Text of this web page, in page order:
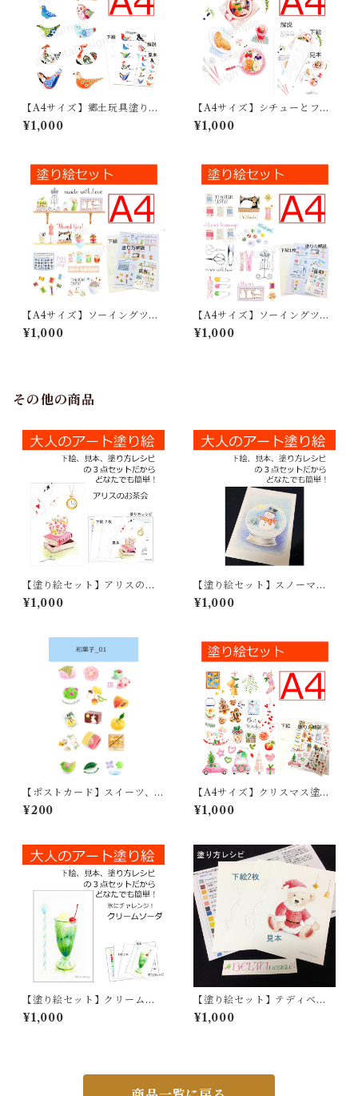
【A4サイズ】郷土玩具塗り絵
_鳥_01
¥1,000
【A4サイズ】シチューとフル
ーツ
¥1,000
【A4サイズ】ソーイングツー
ル塗り絵_01
¥1,000
【A4サイズ】ソーイングツー
ル塗り絵_02
¥1,000
その他の商品
【塗り絵セット】アリスのお
茶会
¥1,000
【塗り絵セット】スノーマン
のスノードーム
¥1,000
【ポストカード】スイーツ、
和菓子
¥200
【A4サイズ】クリスマス塗り
絵
¥1,000
【塗り絵セット】クリームソ
ーダ
¥1,000
【塗り絵セット】テディベア
のサンタクロース
¥1,000